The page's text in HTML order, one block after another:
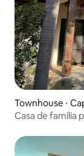
Townhouse ⋅
Casa de família